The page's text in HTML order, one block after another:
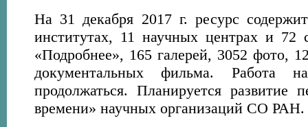
На 31 декабря 2017 г. ресурс
институтах, 11 научных центрах и 72
«Подробнее», 165 галерей, 3052 фото,
документальных фильма. Работа
продолжаться. Планируется развитие
времени» научных организаций СО РАН.